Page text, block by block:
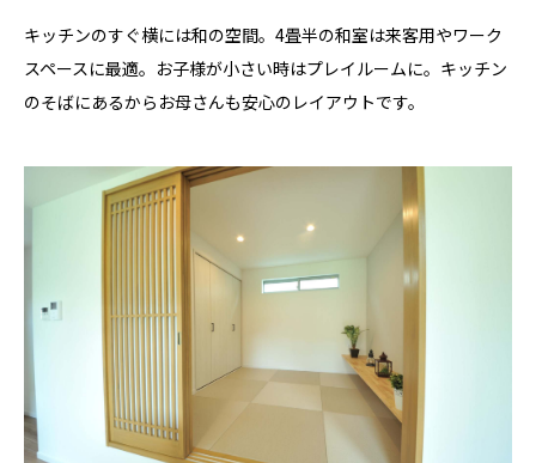
キッチンのすぐ横には和の空間。4畳半の和室は来客用やワーク
スペースに最適。お子様が小さい時はプレイルームに。キッチン
のそばにあるからお母さんも安心のレイアウトです。